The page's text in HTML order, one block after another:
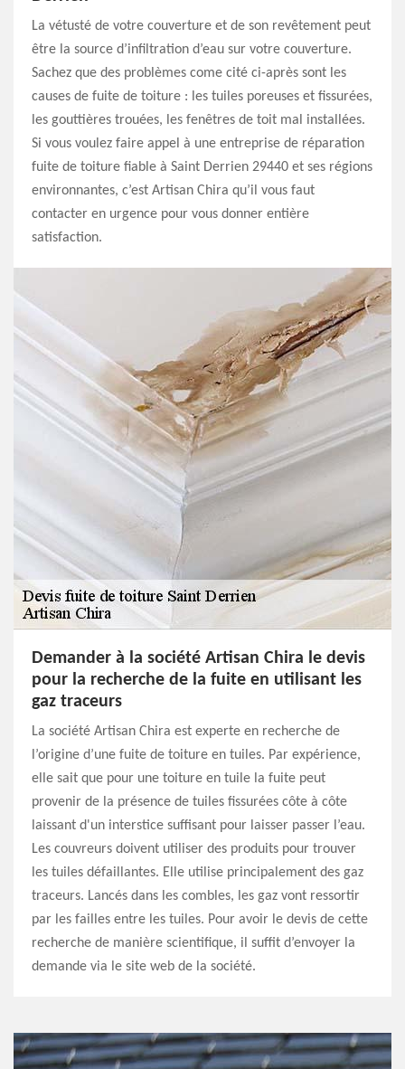
La vétusté de votre couverture et de son revêtement peut
être la source d’infiltration d’eau sur votre couverture.
Sachez que des problèmes come cité ci-après sont les
causes de fuite de toiture : les tuiles poreuses et fissurées,
les gouttières trouées, les fenêtres de toit mal installées.
Si vous voulez faire appel à une entreprise de réparation
fuite de toiture fiable à Saint Derrien 29440 et ses régions
environnantes, c’est Artisan Chira qu’il vous faut
contacter en urgence pour vous donner entière
satisfaction.
Demander à la société Artisan Chira le devis
pour la recherche de la fuite en utilisant les
gaz traceurs
La société Artisan Chira est experte en recherche de
l’origine d’une fuite de toiture en tuiles. Par expérience,
elle sait que pour une toiture en tuile la fuite peut
provenir de la présence de tuiles fissurées côte à côte
laissant d'un interstice suffisant pour laisser passer l’eau.
Les couvreurs doivent utiliser des produits pour trouver
les tuiles défaillantes. Elle utilise principalement des gaz
traceurs. Lancés dans les combles, les gaz vont ressortir
par les failles entre les tuiles. Pour avoir le devis de cette
recherche de manière scientifique, il suffit d’envoyer la
demande via le site web de la société.